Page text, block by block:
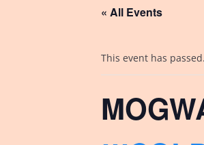
« All Events
This event has passed.